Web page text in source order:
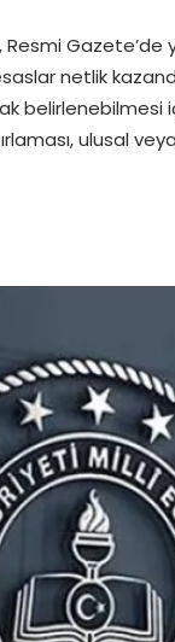
Resmi
netlik
belirlenebilmesi
ulusal